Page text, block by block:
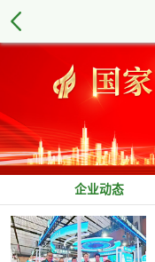
企业动态
猪用系列
散剂
粉剂、预混剂
溶液剂、栓剂
消毒剂